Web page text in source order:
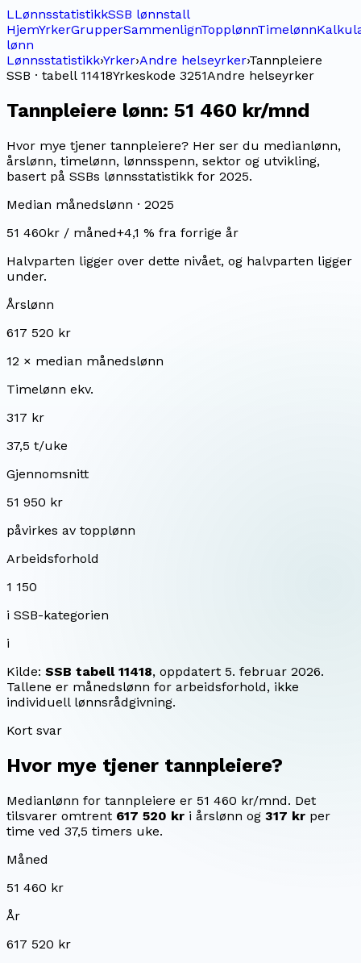
LLønnsstatistikkSSB lønnstall
HjemYrkerGrupperSammenlignTopplønnTimelønn
lønn
Lønnsstatistikk›Yrker›Andre helseyrker›Tannpleiere
SSB · tabell 11418Yrkeskode 3251Andre helseyrker
Tannpleiere lønn: 51 460 kr/mnd
Hvor mye tjener tannpleiere? Her ser du medianlønn,
årslønn, timelønn, lønnsspenn, sektor og utvikling,
basert på SSBs lønnsstatistikk for 2025.
Median månedslønn · 2025
51 460kr / måned+4,1 % fra forrige år
Halvparten ligger over dette nivået, og halvparten ligger
under.
Årslønn
617 520 kr
12 × median månedslønn
Timelønn ekv.
317 kr
37,5 t/uke
Gjennomsnitt
51 950 kr
påvirkes av topplønn
Arbeidsforhold
1 150
i SSB-kategorien
i
Kilde: SSB tabell 11418, oppdatert 5. februar 2026.
Tallene er månedslønn for arbeidsforhold, ikke
individuell lønnsrådgivning.
Kort svar
Hvor mye tjener tannpleiere?
Medianlønn for tannpleiere er 51 460 kr/mnd. Det
tilsvarer omtrent 617 520 kr i årslønn og 317 kr per
time ved 37,5 timers uke.
Måned
51 460 kr
År
617 520 kr